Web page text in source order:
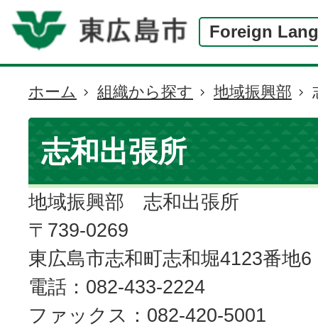
Foreign
現
在
の
位
置
ホーム 組織から探す 地域振興部
志和出張所
地域振興部 志和出張所
〒739-0269
東広島市志和町志和堀4123番地6
電話：082-433-2224
ファックス：082-420-5001